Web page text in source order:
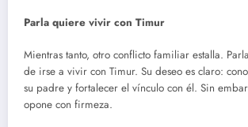
Parla quiere vivir con Timur
Mientras tanto, otro conflicto familiar estalla.
de irse a vivir con Timur. Su deseo es claro:
su padre y fortalecer el vínculo con él. Sin
opone con firmeza.